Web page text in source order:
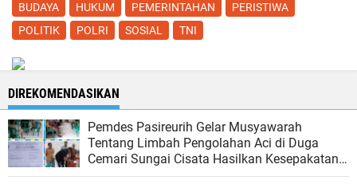
BUDAYA HUKUM PEMERINTAHAN
PERISTIWA
POLITIK
POLRI SOSIAL TNI
DIREKOMENDASIKAN
Pemdes Pasireurih Gelar Musyawarah
Tentang Limbah Pengolahan Aci di Duga
Cemari Sungai Cisata Hasilkan Kesepakatan
Tutup Sementara